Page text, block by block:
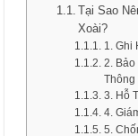
Tại Sao
Xoài?
1. Ghi
2. Bảo
Thông
3. Hỗ
4.
5.